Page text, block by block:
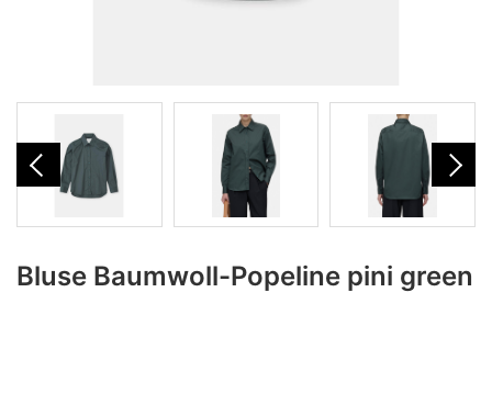
Bluse Baumwoll-Popeline pini green